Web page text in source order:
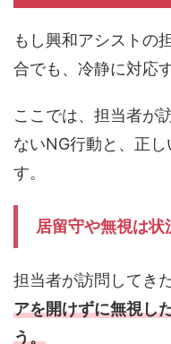
もし興和アシストの
合でも、冷静に対応
ここでは、担当者が
ないNG行動と、正
す。
居留守や無視は
担当者が訪問してき
アを開けずに無視し
う。